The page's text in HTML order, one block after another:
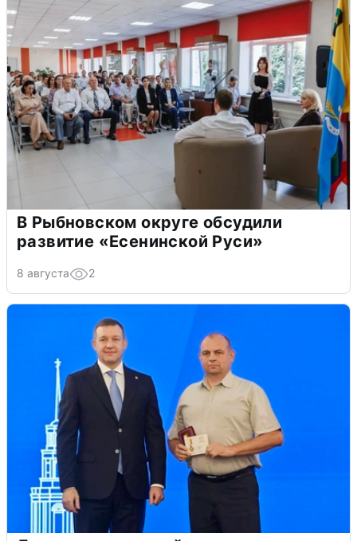
В Рыбновском округе обсудили
развитие «Есенинской Руси»
8 августа 2